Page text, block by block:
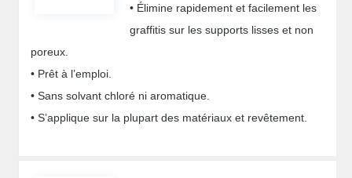
• Élimine rapidement et facilement les
graffitis sur les supports lisses et non
poreux.
• Prêt à l’emploi.
• Sans solvant chloré ni aromatique.
• S’applique sur la plupart des matériaux et revêtement.